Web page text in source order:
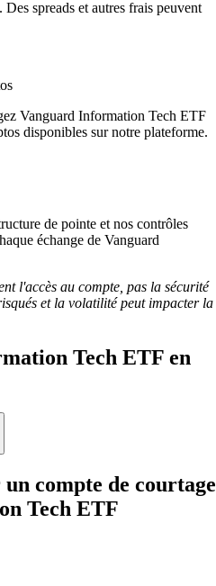
spreads et autres frais peuvent
Vanguard Information Tech ETF
disponibles sur notre plateforme.
de pointe et nos contrôles
échange de Vanguard
l'accès au compte, pas la sécurité
et la volatilité peut impacter la
Tech ETF en
compte de courtage
Tech ETF